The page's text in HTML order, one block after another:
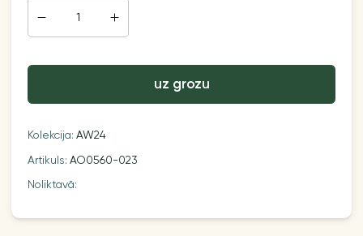
uz grozu
Kolekcija:AW24
Artikuls:AO0560-023
Noliktavā: